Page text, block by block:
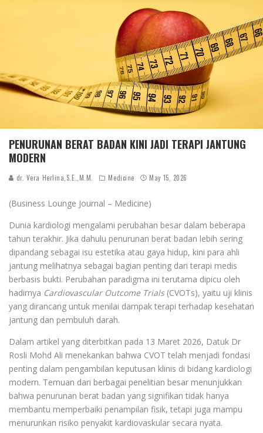
PENURUNAN BERAT BADAN KINI JADI TERAPI JANTUNG
MODERN
dr. Vera Herlina,S.E.,M.M. Medicine May 15, 2026
(Business Lounge Journal – Medicine)
Dunia kardiologi mengalami perubahan besar dalam beberapa
tahun terakhir. Jika dahulu penurunan berat badan lebih sering
dipandang sebagai isu estetika atau gaya hidup, kini para ahli
jantung melihatnya sebagai bagian penting dari terapi medis
berbasis bukti. Perubahan paradigma ini terutama dipicu oleh
hadirnya Cardiovascular Outcome Trials(CVOTs), yaitu uji klinis
yang dirancang untuk menilai dampak terapi terhadap kesehatan
jantung dan pembuluh darah.
Dalam artikel yang diterbitkan pada 13 Maret 2026, Datuk Dr
Rosli Mohd Ali menekankan bahwa CVOT telah menjadi fondasi
penting dalam pengambilan keputusan klinis di bidang kardiologi
modern. Temuan dari berbagai penelitian besar menunjukkan
bahwa penurunan berat badan yang signifikan tidak hanya
membantu memperbaiki penampilan fisik, tetapi juga mampu
menurunkan risiko penyakit kardiovaskular secara nyata.